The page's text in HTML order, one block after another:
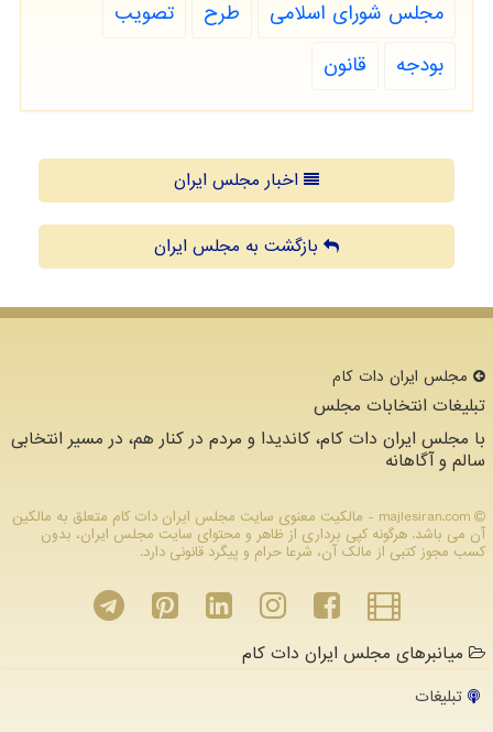
مجلس شورای اسلامی
طرح
تصویب
بودجه
قانون
اخبار مجلس ایران
بازگشت به مجلس ایران
مجلس ایران دات كام
تبلیغات انتخابات مجلس
با مجلس ایران دات کام، کاندیدا و مردم در کنار هم، در مسیر انتخابی
سالم و آگاهانه
majlesiran.com - مالکیت معنوی سایت مجلس ایران دات كام متعلق به مالکین
آن می باشد. هرگونه کپی برداری از ظاهر و محتوای سایت مجلس ایران، بدون
کسب مجوز کتبی از مالک آن، شرعا حرام و پیگرد قانونی دارد.
میانبرهای مجلس ایران دات کام
تبلیغات